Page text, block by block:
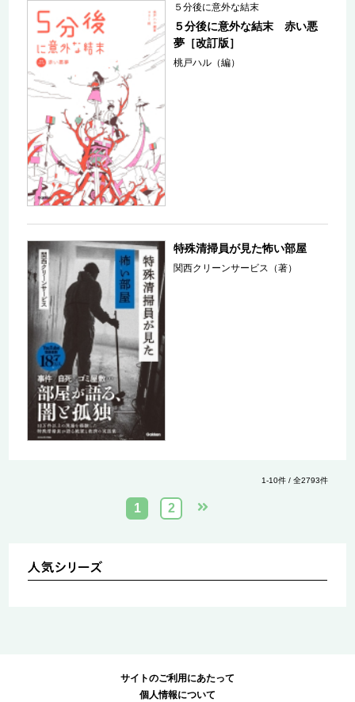
５分後に意外な結末
５分後に意外な結末 赤い悪
夢［改訂版］
桃戸ハル（編）
特殊清掃員が見た怖い部屋
関西クリーンサービス（著）
1-10件 / 全2793件
1 2
サイトのご利用にあたって
個人情報について